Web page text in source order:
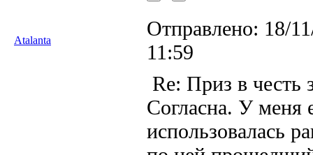
Atalanta
Отправлено: 18/
11:59
Re: Приз в честь
Согласна. У меня
использовалась